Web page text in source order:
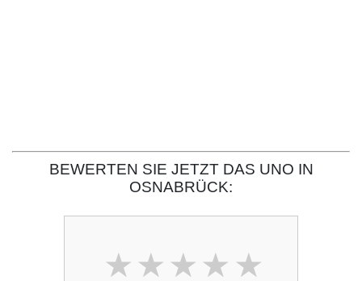
BEWERTEN SIE JETZT DAS UNO IN
OSNABRÜCK: